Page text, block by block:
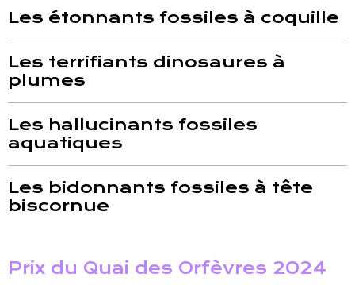
Les étonnants fossiles à coquille
Les terrifiants dinosaures à
plumes
Les hallucinants fossiles
aquatiques
Les bidonnants fossiles à tête
biscornue
Prix du Quai des Orfèvres 2024